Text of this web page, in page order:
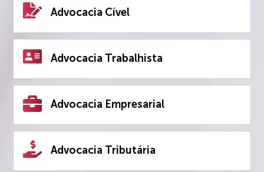
Advocacia Cível
Advocacia Trabalhista
Advocacia Empresarial
Advocacia Tributária